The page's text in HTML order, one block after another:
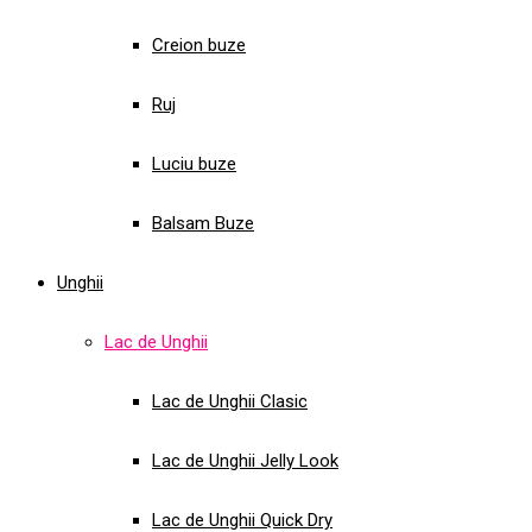
Creion buze
Ruj
Luciu buze
Balsam Buze
Unghii
Lac de Unghii
Lac de Unghii Clasic
Lac de Unghii Jelly Look
Lac de Unghii Quick Dry